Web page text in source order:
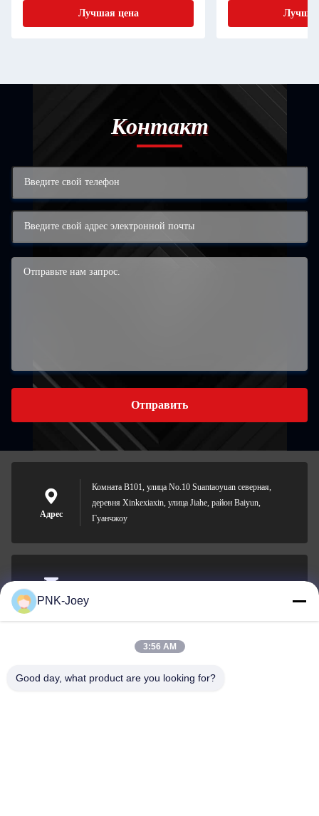
оборудования 11 земледелия
Лучшая цена
Контакт
Отправить
Адрес
Комната B101, улица No.10 Suantaoyuan северная,
деревня Xinkexiaxin, улица Jiahe, район Baiyun,
Гуанчжоу
Электронная
008613580404923
PNK-Joey
3:56 AM
Good day, what product are you looking for?